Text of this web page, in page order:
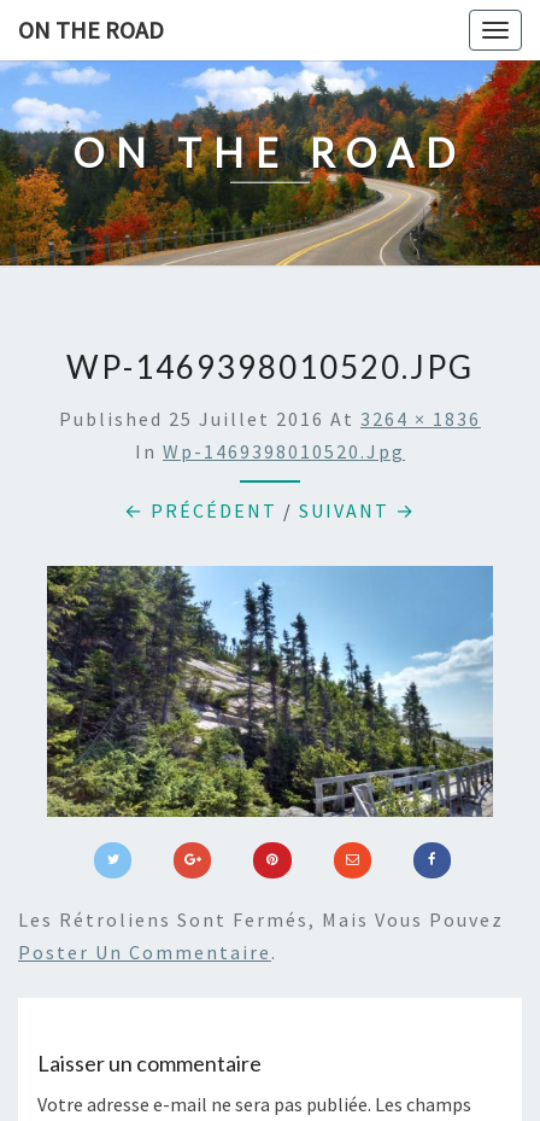
content
ON THE ROAD
ON THE ROAD
WP-1469398010520.JPG
Published 25 Juillet 2016 At 3264 × 1836
In Wp-1469398010520.jpg
← PRÉCÉDENT / SUIVANT →
Les Rétroliens Sont Fermés, Mais Vous Pouvez
Poster Un Commentaire .
Laisser un commentaire
Votre adresse e-mail ne sera pas publiée. Les champs